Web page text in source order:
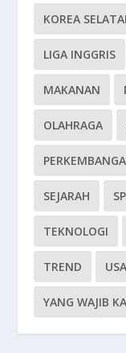
KOREA
LIGA INGGRIS
MAKANAN
OLAHRAGA
SEJARAH
TEKNOLOGI
TREND
YANG WAJIB